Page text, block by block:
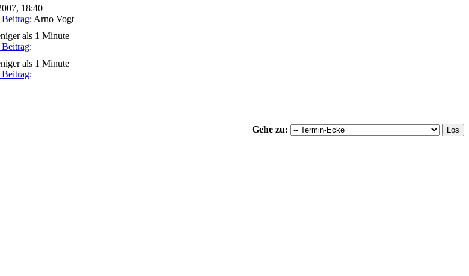
18:40
: Arno Vogt
als 1 Minute
:
als 1 Minute
:
Gehe zu: